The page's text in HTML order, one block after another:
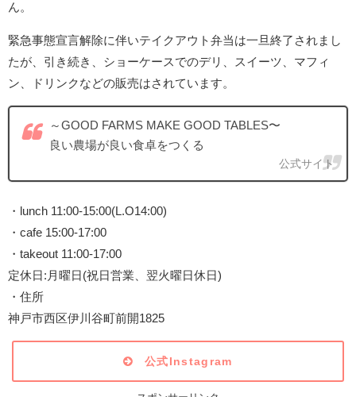
ん。
緊急事態宣言解除に伴いテイクアウト弁当は一旦終了されまし
たが、引き続き、 ショーケースでのデリ、スイーツ、マフィ
ン、ドリンクなどの販売はされています。
～GOOD FARMS MAKE GOOD TABLES〜
良い農場が良い食卓をつくる
公式サイト
・lunch 11:00-15:00(L.O14:00)
・cafe 15:00-17:00
・takeout 11:00-17:00
定休日:月曜日(祝日営業、翌火曜日休日)
・住所
神戸市西区伊川谷町前開1825
公式Instagram